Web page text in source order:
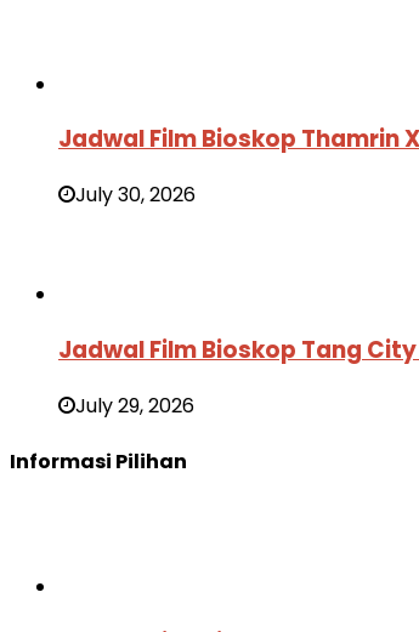
Jadwal Film Bioskop Thamrin
July 30, 2026
Jadwal Film Bioskop Tang
July 29, 2026
Informasi Pilihan